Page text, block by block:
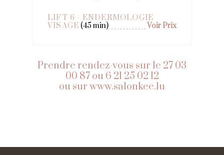
LIFT 6 - ENDERMOLOGIE
VISAGE (45 min) Voir Prix
Prendre rendez-vous sur le 27 03
00 87 ou 6 21 25 02 12
ou sur www.salonkee.lu